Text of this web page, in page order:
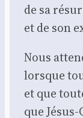
de sa
et de son
Nous
lorsque
et que
que